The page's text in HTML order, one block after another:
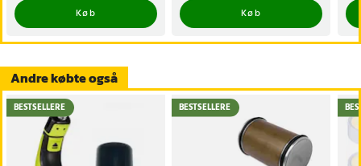
Køb
Køb
Andre købte også
BESTSELLERE BESTSELLERE